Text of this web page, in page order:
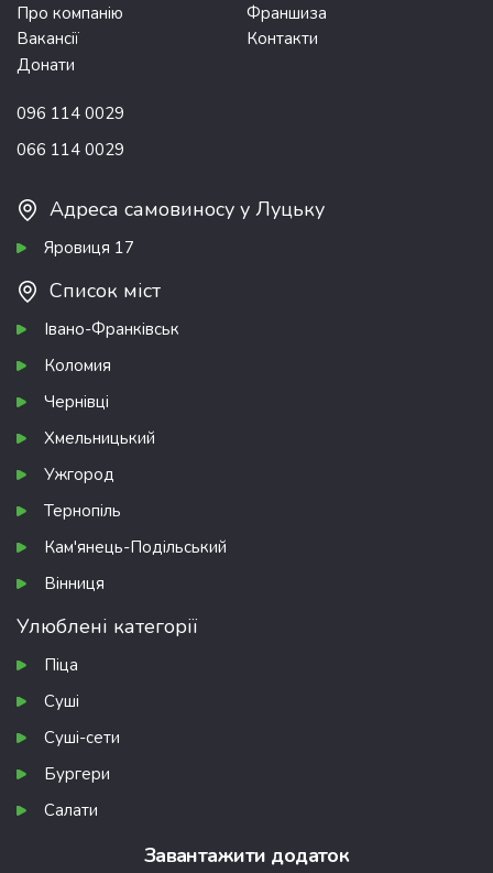
Про компанію
Франшиза
Вакансії
Контакти
Донати
096 114 0029
066 114 0029
Адреса самовиносу у Луцьку
Яровиця 17
Список міст
Івано-Франківськ
Коломия
Чернівці
Хмельницький
Ужгород
Тернопіль
Кам'янець-Подільський
Вінниця
Улюблені категорії
Піца
Суші
Суші-сети
Бургери
Салати
Завантажити додаток